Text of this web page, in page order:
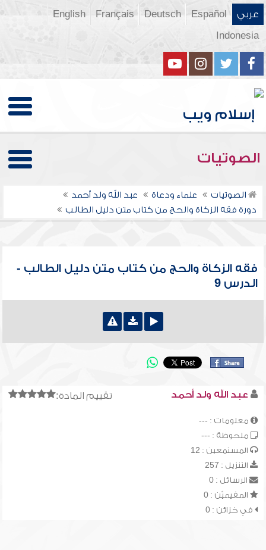
عربي Español
Deutsch
Français
English
Indonesia
الصوتيات
الصوتيات علماء ودعاة
عبد الله ولد أحمد
دورة فقه الزكاة والحج من كتاب متن دليل الطالب
فقه الزكاة والحج من كتاب متن دليل الطالب -
الدرس 9
تقييم المادة: عبد الله ولد أحمد
معلومات : ---
ملحوظة : ---
المستمعين : 12
التنزيل : 257
الرسائل : 0
المقيميّن : 0
في خزائن : 0